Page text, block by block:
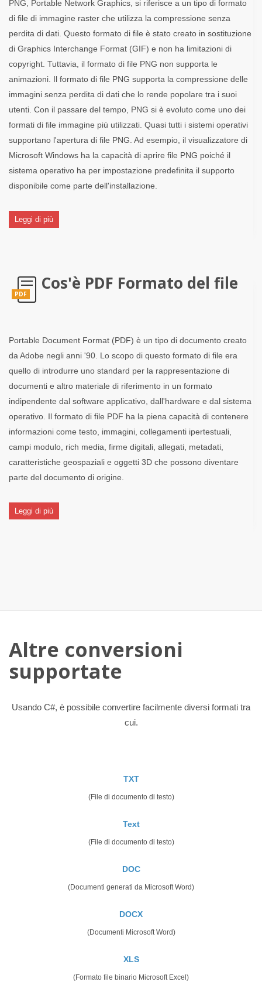
PNG, Portable Network Graphics, si riferisce a un tipo di formato
di file di immagine raster che utilizza la compressione senza
perdita di dati. Questo formato di file è stato creato in sostituzione
di Graphics Interchange Format (GIF) e non ha limitazioni di
copyright. Tuttavia, il formato di file PNG non supporta le
animazioni. Il formato di file PNG supporta la compressione delle
immagini senza perdita di dati che lo rende popolare tra i suoi
utenti. Con il passare del tempo, PNG si è evoluto come uno dei
formati di file immagine più utilizzati. Quasi tutti i sistemi operativi
supportano l'apertura di file PNG. Ad esempio, il visualizzatore di
Microsoft Windows ha la capacità di aprire file PNG poiché il
sistema operativo ha per impostazione predefinita il supporto
disponibile come parte dell'installazione.
Leggi di più
PDF
Cos'è PDF Formato del file
Portable Document Format (PDF) è un tipo di documento creato
da Adobe negli anni '90. Lo scopo di questo formato di file era
quello di introdurre uno standard per la rappresentazione di
documenti e altro materiale di riferimento in un formato
indipendente dal software applicativo, dall'hardware e dal sistema
operativo. Il formato di file PDF ha la piena capacità di contenere
informazioni come testo, immagini, collegamenti ipertestuali,
campi modulo, rich media, firme digitali, allegati, metadati,
caratteristiche geospaziali e oggetti 3D che possono diventare
parte del documento di origine.
Leggi di più
Altre conversioni
supportate
Usando C#, è possibile convertire facilmente diversi formati tra
cui.
TXT
(File di documento di testo)
Text
(File di documento di testo)
DOC
(Documenti generati da Microsoft Word)
DOCX
(Documenti Microsoft Word)
XLS
(Formato file binario Microsoft Excel)